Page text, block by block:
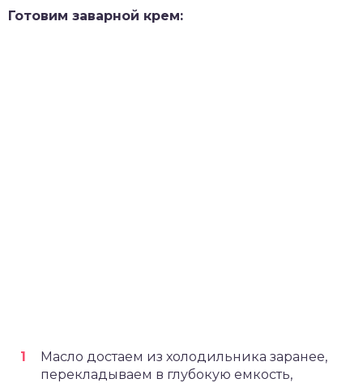
Готовим заварной крем:
Масло достаем из холодильника заранее,
перекладываем в глубокую емкость,